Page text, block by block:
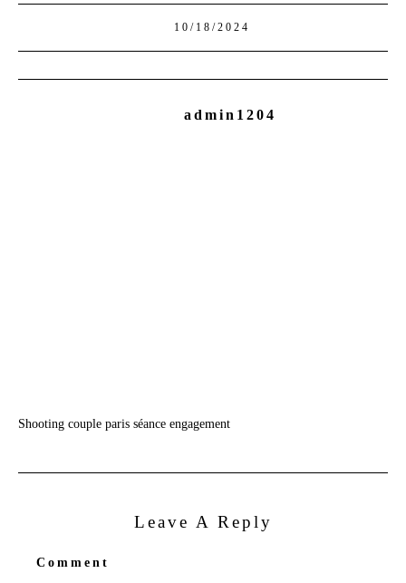
10/18/2024
admin1204
Shooting couple paris séance engagement
Leave A Reply
Comment